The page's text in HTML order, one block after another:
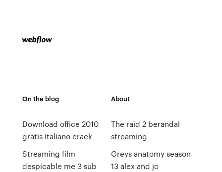
On the blog
Download office 2010
gratis italiano crack
Streaming film
despicable me 3 sub
About
The raid 2 berandal
streaming
Greys anatomy season
13 alex and jo